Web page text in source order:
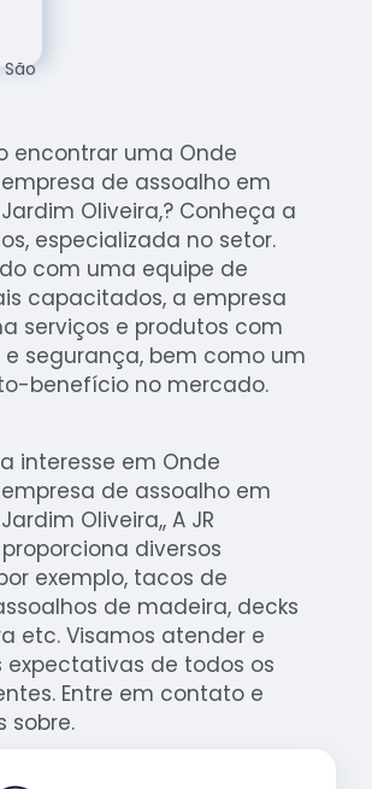
encontrar uma Onde
de assoalho em
Oliveira,? Conheça a
especializada no setor.
com uma equipe de
capacitados, a empresa
serviços e produtos com
segurança, bem como um
benefício no mercado.
interesse em Onde
de assoalho em
Oliveira,, A JR
diversos
exemplo, tacos de
de madeira, decks
etc. Visamos atender e
expectativas de todos os
Entre em contato e
sobre.